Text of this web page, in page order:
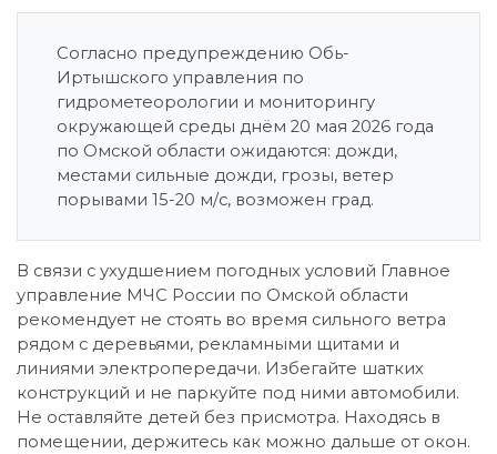
Согласно предупреждению Обь-
Иртышского управления по
гидрометеорологии и мониторингу
окружающей среды днём 20 мая 2026 года
по Омской области ожидаются: дожди,
местами сильные дожди, грозы, ветер
порывами 15-20 м/с, возможен град.
В связи с ухудшением погодных условий Главное
управление МЧС России по Омской области
рекомендует не стоять во время сильного ветра
рядом с деревьями, рекламными щитами и
линиями электропередачи. Избегайте шатких
конструкций и не паркуйте под ними автомобили.
Не оставляйте детей без присмотра. Находясь в
помещении, держитесь как можно дальше от окон.